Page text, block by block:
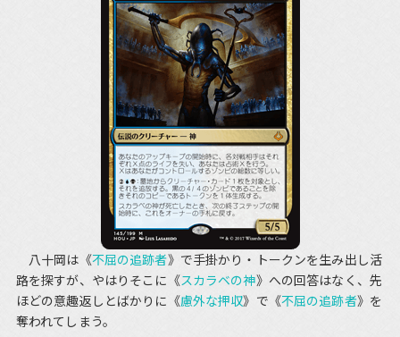
八十岡は《不屈の追跡者》で手掛かり・トークンを生み出し活
路を探すが、やはりそこに《スカラベの神》への回答はなく、先
ほどの意趣返しとばかりに《慮外な押収》で《不屈の追跡者》を
奪われてしまう。